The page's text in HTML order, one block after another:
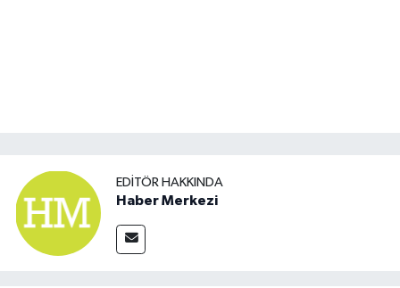
EDITÖR HAKKINDA
Haber Merkezi